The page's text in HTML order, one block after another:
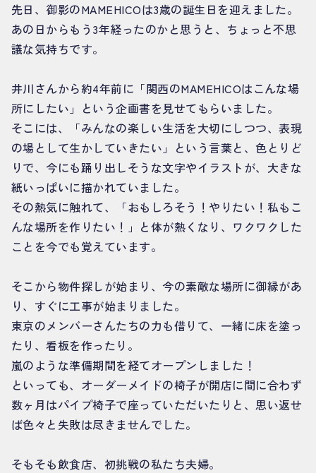
先日、御影のMAMEHICOは3歳の誕生日を迎えました。
あの日からもう3年経ったのかと思うと、ちょっと不思
議な気持ちです。
井川さんから約4年前に「関西のMAMEHICOはこんな場
所にしたい」という企画書を見せてもらいました。
そこには、「みんなの楽しい生活を大切にしつつ、表現
の場として生かしていきたい」という言葉と、色とりど
りで、今にも踊り出しそうな文字やイラストが、大きな
紙いっぱいに描かれていました。
その熱気に触れて、「おもしろそう！やりたい！私もこ
んな場所を作りたい！」と体が熱くなり、ワクワクした
ことを今でも覚えています。
そこから物件探しが始まり、今の素敵な場所に御縁があ
り、すぐに工事が始まりました。
東京のメンバーさんたちの力も借りて、一緒に床を塗っ
たり、看板を作ったり。
嵐のような準備期間を経てオープンしました！
といっても、オーダーメイドの椅子が開店に間に合わず
数ヶ月はパイプ椅子で座っていただいたりと、思い返せ
ば色々と失敗は尽きませんでした。
そもそも飲食店、初挑戦の私たち夫婦。